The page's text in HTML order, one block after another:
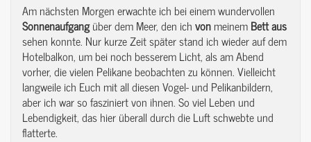
Am nächsten Morgen erwachte ich bei einem wundervollen
Sonnenaufgangüber dem Meer, den ichvonmeinemBettaus
sehen konnte. Nur kurze Zeit später stand ich wieder auf dem
Hotelbalkon, um bei noch besserem Licht, als am Abend
vorher, die vielen Pelikane beobachten zu können. Vielleicht
langweile ich Euch mit all diesen Vogel- und Pelikanbildern,
aber ich war so fasziniert von ihnen. So viel Leben und
Lebendigkeit, das hier überall durch die Luft schwebte und
flatterte.